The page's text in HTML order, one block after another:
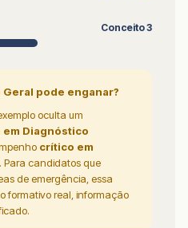
Conceito 3
pode enganar?
oculta um
Diagnóstico
crítico em
. Para candidatos que
de emergência, essa
formativo real, informação